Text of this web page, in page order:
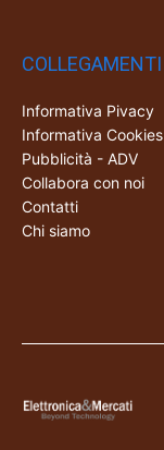
COLLEGAMENTI
Informativa Pivacy
Informativa Cookies
Pubblicità - ADV
Collabora con noi
Contatti
Chi siamo